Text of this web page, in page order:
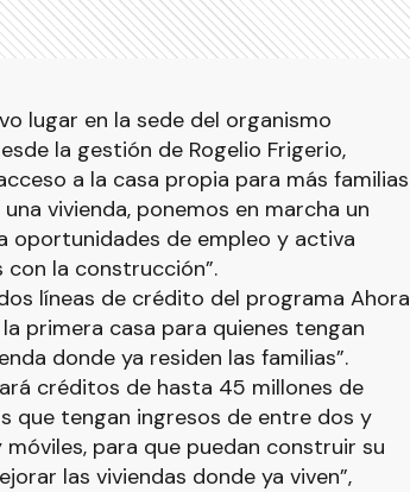
lugar en la sede del organismo
la gestión de Rogelio Frigerio,
a la casa propia para más familias
vivienda, ponemos en marcha un
oportunidades de empleo y activa
la construcción”.
líneas de crédito del programa Ahora
primera casa para quienes tengan
donde ya residen las familias”.
créditos de hasta 45 millones de
que tengan ingresos de entre dos y
para que puedan construir su
las viviendas donde ya viven”,